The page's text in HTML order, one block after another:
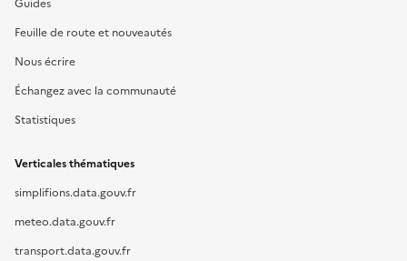
Guides
Feuille de route et nouveautés
Nous écrire
Échangez avec la communauté
Statistiques
Verticales thématiques
simplifions.data.gouv.fr
meteo.data.gouv.fr
transport.data.gouv.fr